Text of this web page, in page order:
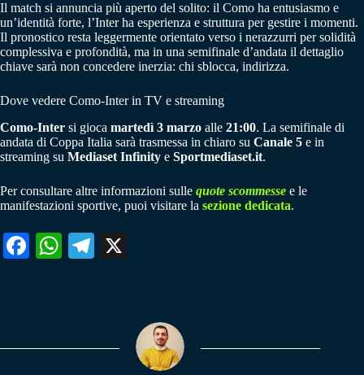
Il match si annuncia più aperto del solito: il Como ha entusiasmo e
un’identità forte, l’Inter ha esperienza e struttura per gestire i momenti.
Il pronostico resta leggermente orientato verso i nerazzurri per solidità
complessiva e profondità, ma in una semifinale d’andata il dettaglio
chiave sarà non concedere inerzia: chi sblocca, indirizza.
Dove vedere Como-Inter in TV e streaming
Como-Inter si gioca martedì 3 marzo alle 21:00. La semifinale di
andata di Coppa Italia sarà trasmessa in chiaro su Canale 5 e in
streaming su Mediaset Infinity e Sportmediaset.it.
Per consultare altre informazioni sulle quote scommesse e le
manifestazioni sportive, puoi visitare la sezione dedicata.
Fa W
pp
Te
m